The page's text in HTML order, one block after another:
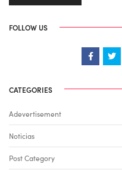
FOLLOW US
CATEGORIES
Adevertisement
Noticias
Post Category